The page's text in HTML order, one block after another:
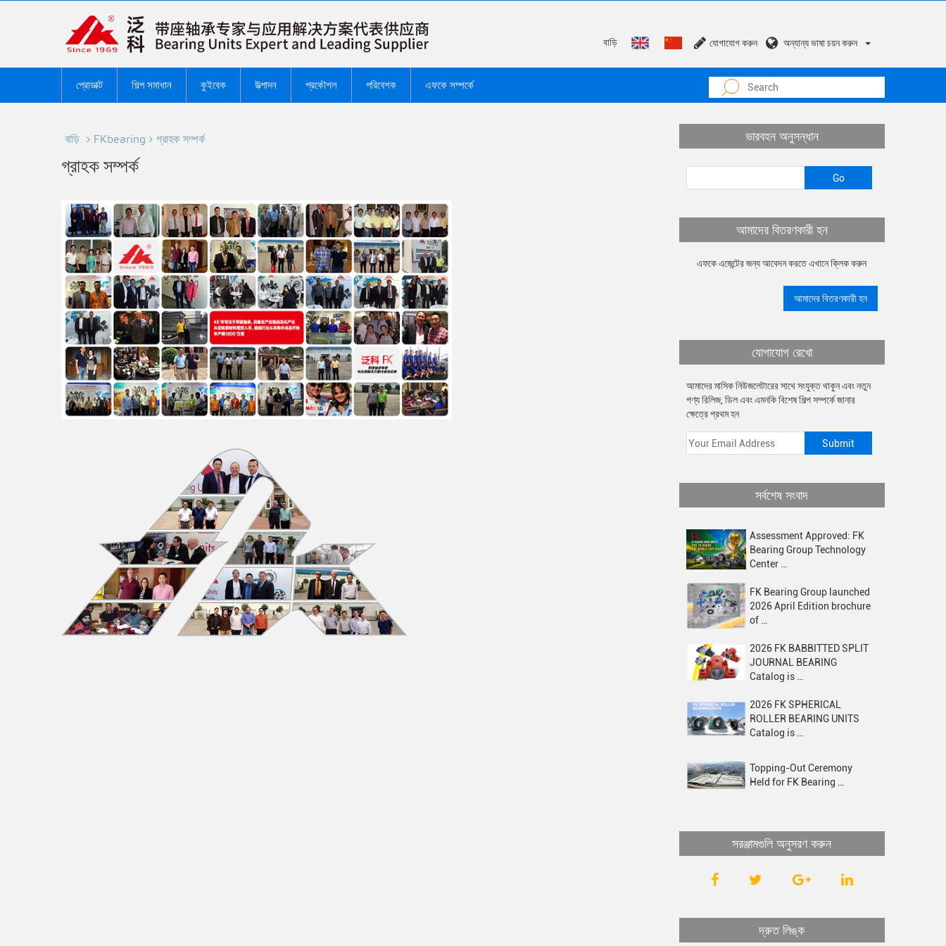
বাড়ি যোগাযোগ করুন অন্যান্য ভাষা চয়ন করুন
প্রোডাক্ট শিল্প সমাধান কুইবেক উত্পাদন প্রকৌশল পরিবেশক এফকে সম্পর্কে
বাড়ি FKbearing গ্রাহক সম্পর্ক
গ্রাহক সম্পর্ক
ভারবহন অনুসন্ধান
আমাদের বিতরণকারী হন
এফকে এজেন্টের জন্য আবেদন করতে এখানে ক্লিক করুন
আমাদের বিতরণকারী হন
যোগাযোগ রেখো
আমাদের মাসিক নিউজলেটারের সাথে সংযুক্ত থাকুন এবং নতুন
পণ্য রিলিজ, ডিল এবং এমনকি বিশেষ শিল্প সম্পর্কে জানার
ক্ষেত্রে প্রথম হন
সর্বশেষ সংবাদ
Assessment Approved: FK
Bearing Group Technology
Center …
FK Bearing Group launched
2026 April Edition brochure
of …
2026 FK BABBITTED SPLIT
JOURNAL BEARING
Catalog is …
2026 FK SPHERICAL
ROLLER BEARING UNITS
Catalog is …
Topping-Out Ceremony
Held for FK Bearing …
সরঞ্জামগুলি অনুসরণ করুন
দ্রুত লিঙ্ক